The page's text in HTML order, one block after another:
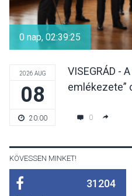
Dunavirág
két nap a
jegyében
0 nap, 02:39:24
2026 AUG
08
20:00
VISEGRÁD -
emlékezete”
0
KÖVESSEN MINKET!
31204